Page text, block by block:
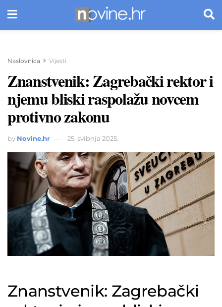
Naslovnica Vijesti
Znanstvenik: Zagrebački rektor i
njemu bliski raspolažu novcem
protivno zakonu
by Novine.hr 25. svibnja 2025.
Znanstvenik: Zagrebački